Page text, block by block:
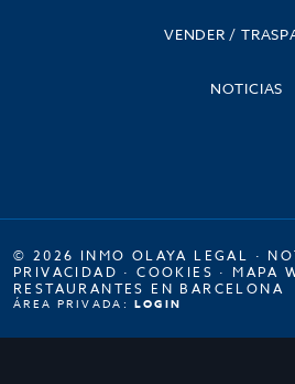
VENDER /
NOTICIAS
© 2026 INMO OLAYA LEGAL ·
PRIVACIDAD ·COOKIES · MAPA
RESTAURANTES EN BARCELONA
ÁREA PRIVADA: LOGIN